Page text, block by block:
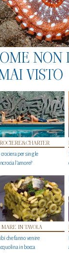
NON
VISTO
crociera per single
l’amore?
MARE IN TAVOLA
che fanno venire
in bocca